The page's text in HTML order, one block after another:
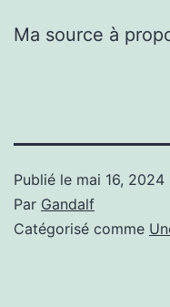
Ma source à
Publié le mai 16, 2024
Par Gandalf
Catégorisé comme